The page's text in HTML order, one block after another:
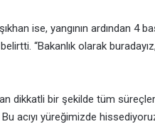
ise, yangının ardından 4
“Bakanlık olarak
dikkatli bir şekilde tüm
acıyı yüreğimizde